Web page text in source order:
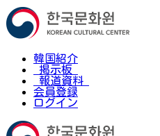
韓国紹介
掲示板
報道資料
会員登録
ログイン